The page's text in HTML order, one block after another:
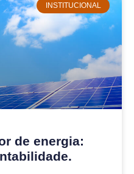
INSTITUCIONAL
de energia: